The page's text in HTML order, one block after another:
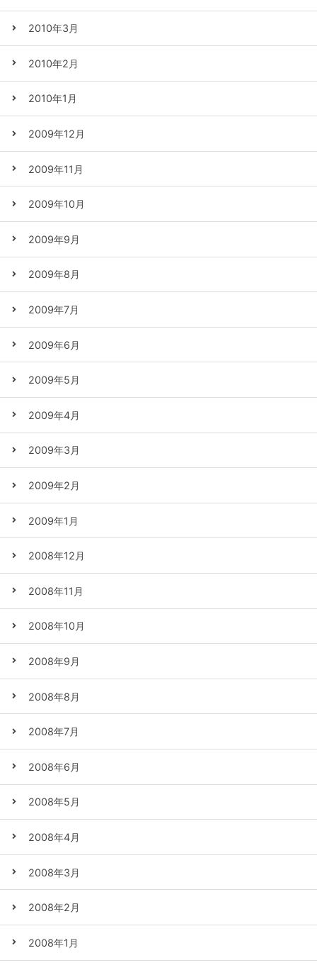
2010年3月
2010年2月
2010年1月
2009年12月
2009年11月
2009年10月
2009年9月
2009年8月
2009年7月
2009年6月
2009年5月
2009年4月
2009年3月
2009年2月
2009年1月
2008年12月
2008年11月
2008年10月
2008年9月
2008年8月
2008年7月
2008年6月
2008年5月
2008年4月
2008年3月
2008年2月
2008年1月